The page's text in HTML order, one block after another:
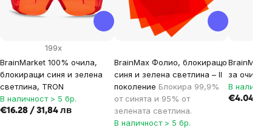
BrainMarket 100% очила,
блокиращи синя и зелена
светлина, TRON
199x
В наличност > 5 бр.
€16.28 / 31,84 лв
BrainMax Фолио, блокиращо
синя и зелена светлина – II
поколение Блокира 99,9%
от синята и 95% от
зелената светлина.
В наличност > 5 бр.
за очила
В
€4.04 /